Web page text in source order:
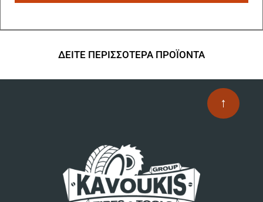
ΔΕΙΤΕ ΠΕΡΙΣΣΟΤΕΡΑ ΠΡΟΪΟΝΤΑ
↑